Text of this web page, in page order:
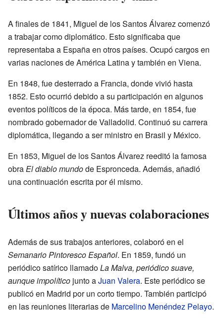
A finales de 1841, Miguel de los Santos Álvarez comenzó
a trabajar como diplomático. Esto significaba que
representaba a España en otros países. Ocupó cargos en
varias naciones de América Latina y también en Viena.
En 1848, fue desterrado a Francia, donde vivió hasta
1852. Esto ocurrió debido a su participación en algunos
eventos políticos de la época. Más tarde, en 1854, fue
nombrado gobernador de Valladolid. Continuó su carrera
diplomática, llegando a ser ministro en Brasil y México.
En 1853, Miguel de los Santos Álvarez reeditó la famosa
obraEl diablo mundode Espronceda. Además, añadió
una continuación escrita por él mismo.
Últimos años y nuevas colaboraciones
Además de sus trabajos anteriores, colaboró en el
Semanario Pintoresco Español. En 1859, fundó un
periódico satírico llamadoLa Malva, periódico suave,
aunque impolítico junto aJuan Valera. Este periódico se
publicó en Madrid por un corto tiempo. También participó
en las reuniones literarias de Marcelino Menéndez Pelayo.